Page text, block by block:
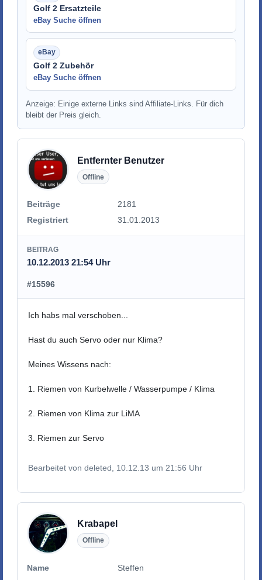
Golf 2 Ersatzteile
eBay Suche öffnen
Golf 2 Zubehör
eBay Suche öffnen
Anzeige: Einige externe Links sind Affiliate-Links. Für dich
bleibt der Preis gleich.
Entfernter Benutzer
Offline
Beiträge
2181
Registriert
31.01.2013
BEITRAG
10.12.2013 21:54 Uhr
#15596
Ich habs mal verschoben...
Hast du auch Servo oder nur Klima?
Meines Wissens nach:
1. Riemen von Kurbelwelle / Wasserpumpe / Klima
2. Riemen von Klima zur LiMA
3. Riemen zur Servo
Bearbeitet von deleted, 10.12.13 um 21:56 Uhr
Krabapel
Offline
Name
Steffen